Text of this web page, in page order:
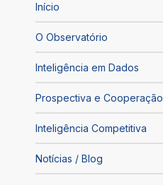
Início
O Observatório
Inteligência em Dados
Prospectiva e Cooperação
Inteligência Competitiva
Notícias / Blog